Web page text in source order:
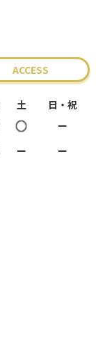
ACCESS
土 日・祝
○ ー
ー ー